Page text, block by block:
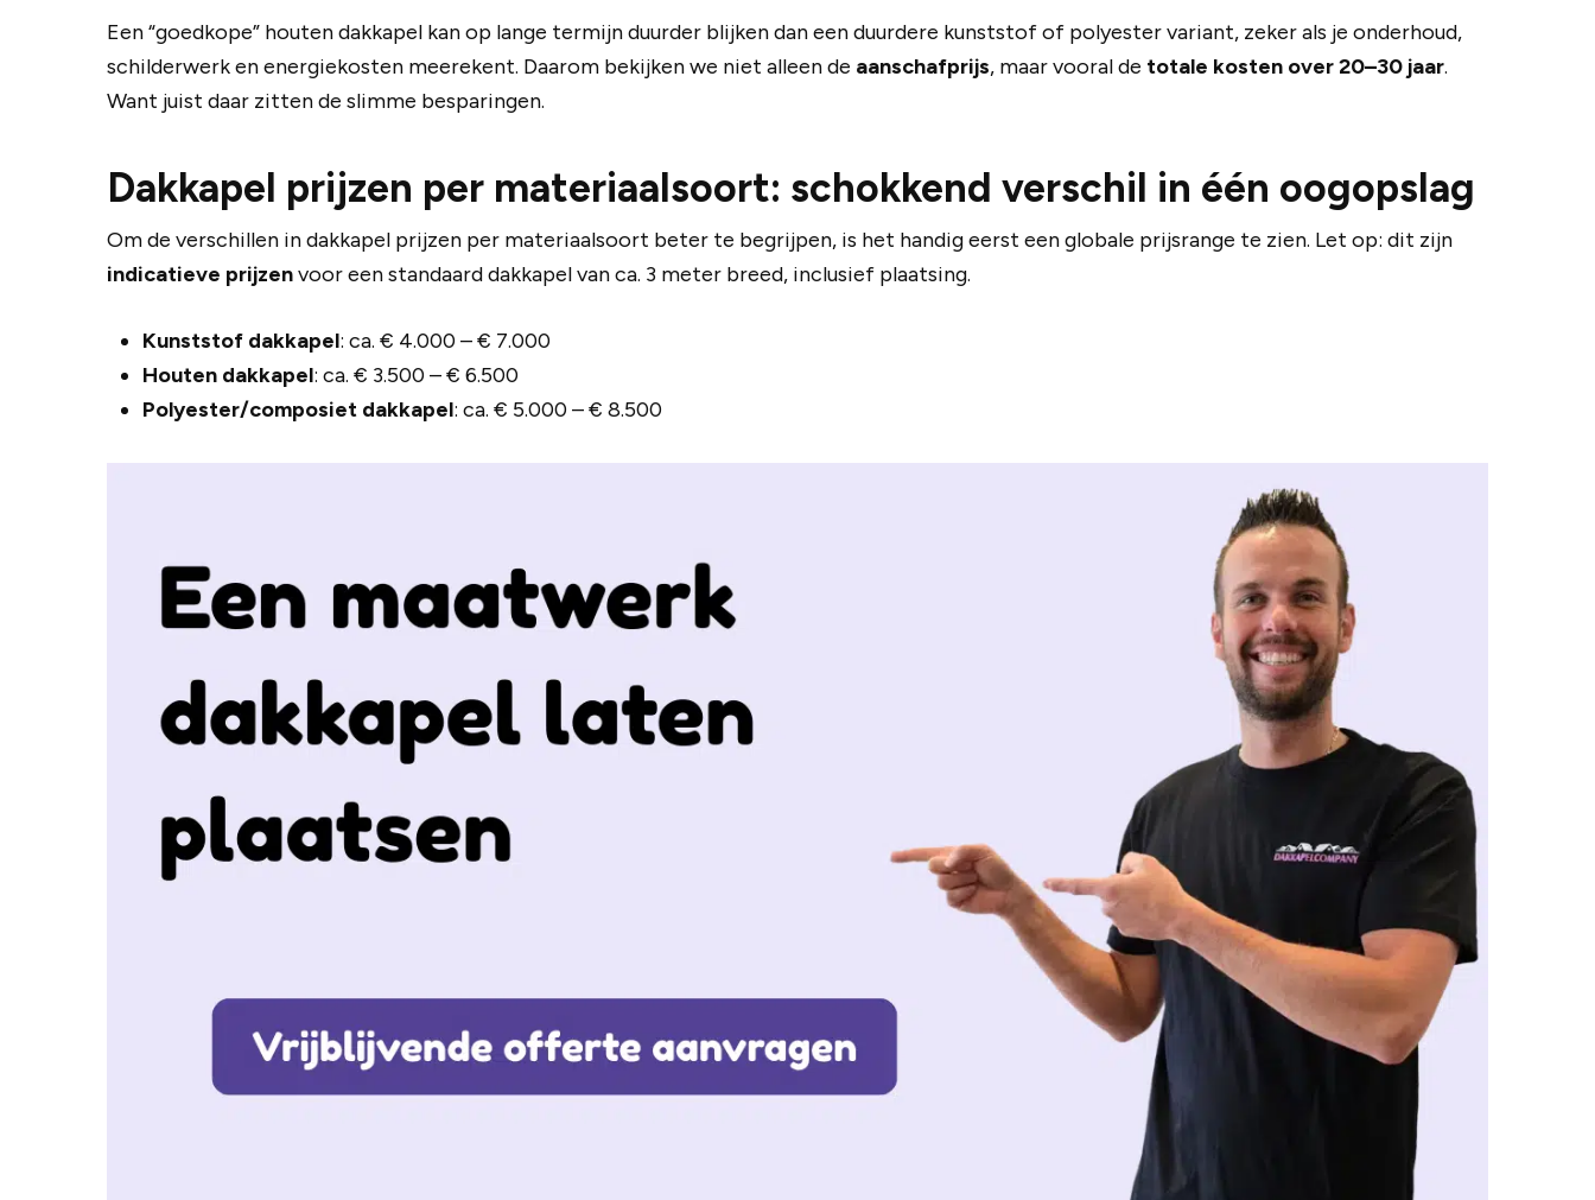
Een “goedkope” houten dakkapel kan op lange termijn duurder blijken dan een duurdere kunststof of polyester variant, zeker als je onderhoud,
schilderwerk en energiekosten meerekent. Daarom bekijken we niet alleen de aanschafprijs, maar vooral de totale kosten over 20–30 jaar.
Want juist daar zitten de slimme besparingen.
Dakkapel prijzen per materiaalsoort: schokkend verschil in één oogopslag
Om de verschillen in dakkapel prijzen per materiaalsoort beter te begrijpen, is het handig eerst een globale prijsrange te zien. Let op: dit zijn
indicatieve prijzenvoor een standaard dakkapel van ca. 3 meter breed, inclusief plaatsing.
Kunststof dakkapel: ca. € 4.000 – € 7.000
Houten dakkapel: ca. € 3.500 – € 6.500
Polyester/composiet dakkapel: ca. € 5.000 – € 8.500